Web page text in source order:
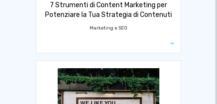
7 Strumenti di Content Marketing per
Potenziare la Tua Strategia di Contenuti
Marketing e SEO